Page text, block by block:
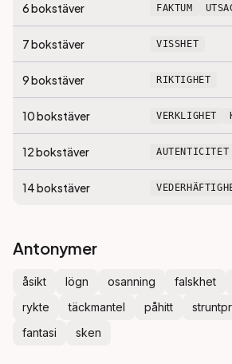
6bokstäver FAKTUM
7bokstäver VISSHET
9bokstäver RIKTIGHET
10bokstäver VERKLIGHET
12bokstäver AUTENTICITET
14bokstäver
Antonymer
åsikt lögn osanning falskhet
rykte
täckmantel påhitt
fantasi
sken